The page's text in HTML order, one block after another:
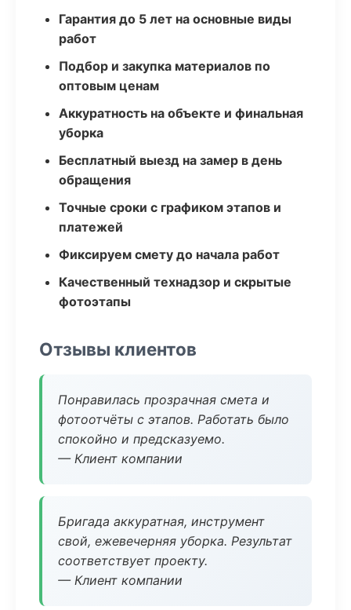
Гарантия до 5 лет на основные виды
работ
Подбор и закупка материалов по
оптовым ценам
Аккуратность на объекте и финальная
уборка
Бесплатный выезд на замер в день
обращения
Точные сроки с графиком этапов и
платежей
Фиксируем смету до начала работ
Качественный технадзор и скрытые
фотоэтапы
Отзывы клиентов
Понравилась прозрачная смета и
фотоотчёты с этапов. Работать было
спокойно и предсказуемо.
— Клиент компании
Бригада аккуратная, инструмент
свой, ежевечерняя уборка. Результат
соответствует проекту.
— Клиент компании